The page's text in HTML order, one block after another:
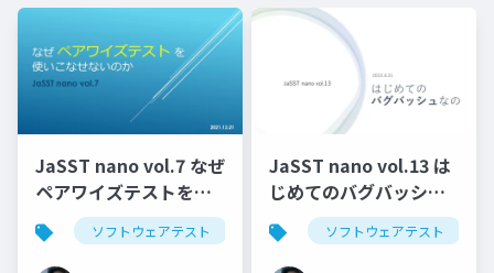
JaSST nano vol.7 なぜ
ペアワイズテストを使
いこなせないのか
ソフトウェアテスト テスト ペアワイズテスト
JaSST nano vol.13 は
じめてのバグバッシュ
なの
ソフトウェアテスト